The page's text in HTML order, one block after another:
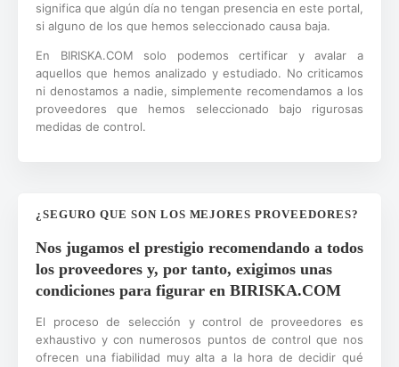
significa que algún día no tengan presencia en este portal,
si alguno de los que hemos seleccionado causa baja.
En BIRISKA.COM solo podemos certificar y avalar a
aquellos que hemos analizado y estudiado. No criticamos
ni denostamos a nadie, simplemente recomendamos a los
proveedores que hemos seleccionado bajo rigurosas
medidas de control.
¿SEGURO QUE SON LOS MEJORES PROVEEDORES?
Nos jugamos el prestigio recomendando a todos
los proveedores y, por tanto, exigimos unas
condiciones para figurar en BIRISKA.COM
El proceso de selección y control de proveedores es
exhaustivo y con numerosos puntos de control que nos
ofrecen una fiabilidad muy alta a la hora de decidir qué